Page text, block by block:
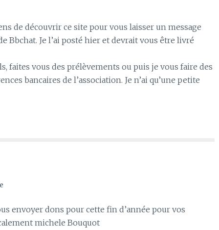
de découvrir ce site pour vous laisser un message
Bbchat. Je l’ai posté hier et devrait vous être livré
faites vous des prélèvements ou puis je vous faire des
bancaires de l’association. Je n’ai qu’une petite
envoyer dons pour cette fin d’année pour vos
michele Bouquot